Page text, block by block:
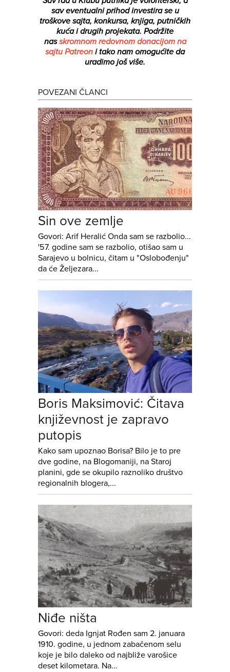
sav eventualni prihod investira se u
troškove sajta, konkursa, knjiga, putničkih
kuća i drugih projekata. Podržite
nasskromnom redovnom donacijom na
sajtu Patreon i tako nam omogućite da
uradimo još više.
POVEZANI ČLANCI
Sin ove zemlje
Govori: Arif Heralić Onda sam se razbolio...
'57. godine sam se razbolio, otišao sam u
Sarajevo u bolnicu, čitam u "Oslobođenju"
da će Željezara...
Boris Maksimović: Čitava
književnost je zapravo
putopis
Kako sam upoznao Borisa? Bilo je to pre
dve godine, na Blogomaniji, na Staroj
planini, gde se okupilo raznoliko društvo
regionalnih blogera,...
Niđe ništa
Govori: deda Ignjat Rođen sam 2. januara
1910. godine, u jednom zabačenom selu
koje je bilo daleko od najbliže varošice
deset kilometara. Na...